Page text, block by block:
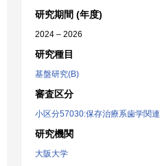
研究期間 (年度)
2024 – 2026
研究種目
基盤研究(B)
審査区分
小区分57030:保存治療系歯学関連
研究機関
大阪大学